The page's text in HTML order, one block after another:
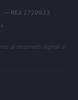
— REA 2729933
di strumenti digitali e